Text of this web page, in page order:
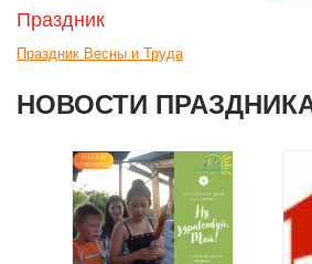
Праздник
Праздник Весны и Труда
НОВОСТИ